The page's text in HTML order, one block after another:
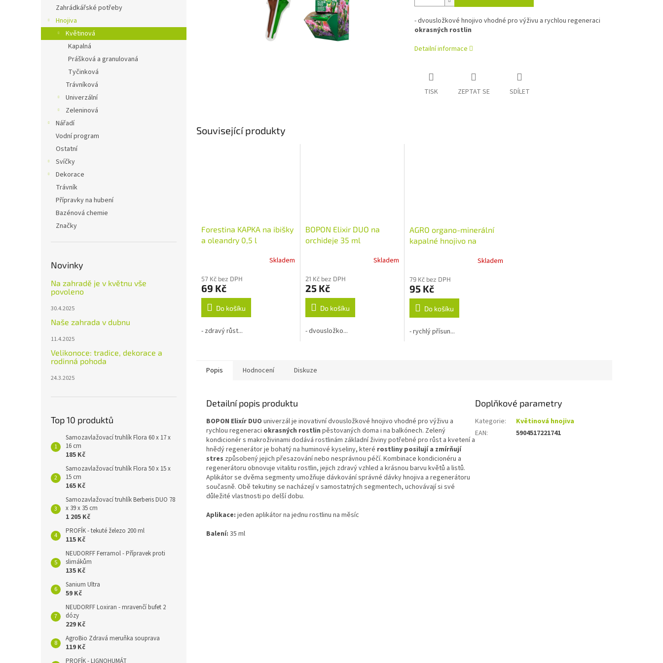
l
Zahrádkářské potřeby
Hnojiva
Květinová
Kapalná
Prášková a granulovaná
Tyčinková
Trávníková
Univerzální
Zeleninová
Nářadí
Vodní program
Ostatní
Svíčky
Dekorace
Trávník
Přípravky na hubení
Bazénová chemie
Značky
Novinky
Na zahradě je v květnu vše
povoleno
30.4.2025
Naše zahrada v dubnu
11.4.2025
Velikonoce: tradice, dekorace a
rodinná pohoda
24.3.2025
Top 10 produktů
Samozavlažovací truhlík Flora 60 x 17 x
16 cm
185 Kč
Samozavlažovací truhlík Flora 50 x 15 x
15 cm
165 Kč
Samozavlažovací truhlík Berberis DUO 78
x 39 x 35 cm
1 205 Kč
PROFÍK - tekuté železo 200 ml
115 Kč
NEUDORFF Ferramol - Přípravek proti
slimákům
135 Kč
Sanium Ultra
59 Kč
NEUDORFF Loxiran - mravenčí bufet 2
dózy
229 Kč
AgroBio Zdravá meruňka souprava
119 Kč
PROFÍK - LIGNOHUMÁT
- dvousložkové hnojivo vhodné pro výživu a rychlou regeneraci
okrasných rostlin
Detailní informace
TISK ZEPTAT SE SDÍLET
Související produkty
Forestina KAPKA na ibišky
a oleandry 0,5 l
produktu
je
3,5
5
hvězdiček.
Skladem
57 Kč bez DPH
69 Kč
Do košíku
- zdravý růst...
BOPON Elixir DUO na
orchideje 35 ml
Skladem
21 Kč bez DPH
25 Kč
Do košíku
- dvousložko...
AGRO organo-minerální
kapalné hnojivo na
Skladem
79 Kč bez DPH
95 Kč
Do košíku
- rychlý přísun...
Popis Hodnocení Diskuze
Detailní popis produktu
BOPON Elixír DUO univerzál je inovativní dvousložkové hnojivo vhodné pro výživu a
rychlou regeneraci okrasných rostlin pěstovaných doma i na balkónech. Zelený
kondicionér s makroživinami dodává rostlinám základní živiny potřebné pro růst a kvetení a
hnědý regenerátor je bohatý na huminové kyseliny, které rostliny posilují a zmírňují
stres způsobený jejich přesazování nebo nesprávnou péčí. Kombinace kondicionéru a
regenerátoru obnovuje vitalitu rostlin, jejich zdravý vzhled a krásnou barvu květů a listů.
Aplikátor se dvěma segmenty umožňuje dávkování správné dávky hnojiva a regenerátoru
současně. Obě tekutiny se nacházejí v samostatných segmentech, uchovávají si své
důležité vlastnosti po delší dobu.
Aplikace: jeden aplikátor na jednu rostlinu na měsíc
Balení: 35 ml
Doplňkové parametry
Kategorie:
Květinová hnojiva
EAN: 5904517221741